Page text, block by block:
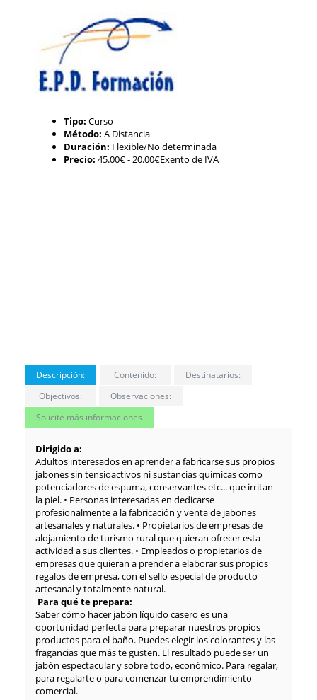
Tipo: Curso
Método: A Distancia
Duración: Flexible/No determinada
Precio: 45.00€- 20.00€Exento de IVA
Descripción: Contenido:
Destinatarios:
Objectivos:
Observaciones:
Solicite más informaciones
Dirigido a:
Adultos interesados en aprender a fabricarse sus propios
jabones sin tensioactivos ni sustancias químicas como
potenciadores de espuma, conservantes etc... que irritan
la piel. • Personas interesadas en dedicarse
profesionalmente a la fabricación y venta de jabones
artesanales y naturales. • Propietarios de empresas de
alojamiento de turismo rural que quieran ofrecer esta
actividad a sus clientes. • Empleados o propietarios de
empresas que quieran a prender a elaborar sus propios
regalos de empresa, con el sello especial de producto
artesanal y totalmente natural.
Para qué te prepara:
Saber cómo hacer jabón líquido casero es una
oportunidad perfecta para preparar nuestros propios
productos para el baño. Puedes elegir los colorantes y las
fragancias que más te gusten. El resultado puede ser un
jabón espectacular y sobre todo, económico. Para regalar,
para regalarte o para comenzar tu emprendimiento
comercial.